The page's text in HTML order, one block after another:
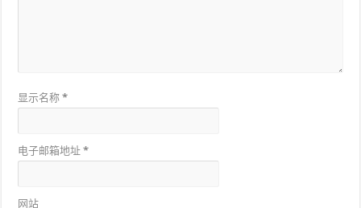
显示名称*
电子邮箱地址*
网站